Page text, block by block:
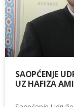
SAOPĆENJE
UZ HAFIZA